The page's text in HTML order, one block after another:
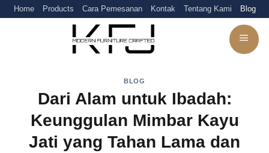
SkipHome Products Cara Pemesanan Kontak Tentang Kami Blog
BLOG
Dari Alam untuk Ibadah:
Keunggulan Mimbar Kayu
Jati yang Tahan Lama dan